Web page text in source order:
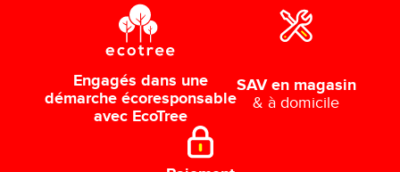
Engagés dans une
démarche écoresponsable
avec EcoTree
SAV en magasin
& à domicile